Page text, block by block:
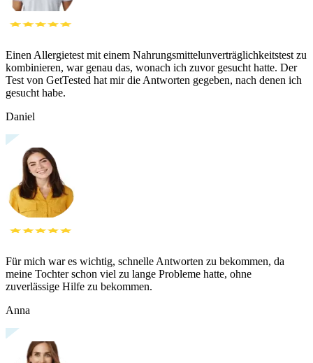
Einen Allergietest mit einem Nahrungsmittelunverträglichkeitstest zu
kombinieren, war genau das, wonach ich zuvor gesucht hatte. Der
Test von GetTested hat mir die Antworten gegeben, nach denen ich
gesucht habe.
Daniel
Für mich war es wichtig, schnelle Antworten zu bekommen, da
meine Tochter schon viel zu lange Probleme hatte, ohne
zuverlässige Hilfe zu bekommen.
Anna